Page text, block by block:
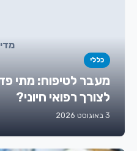
כללי
מעבר לטיפוח: מתי
לצורך רפואי חיוני?
3 באוגוסט 2026